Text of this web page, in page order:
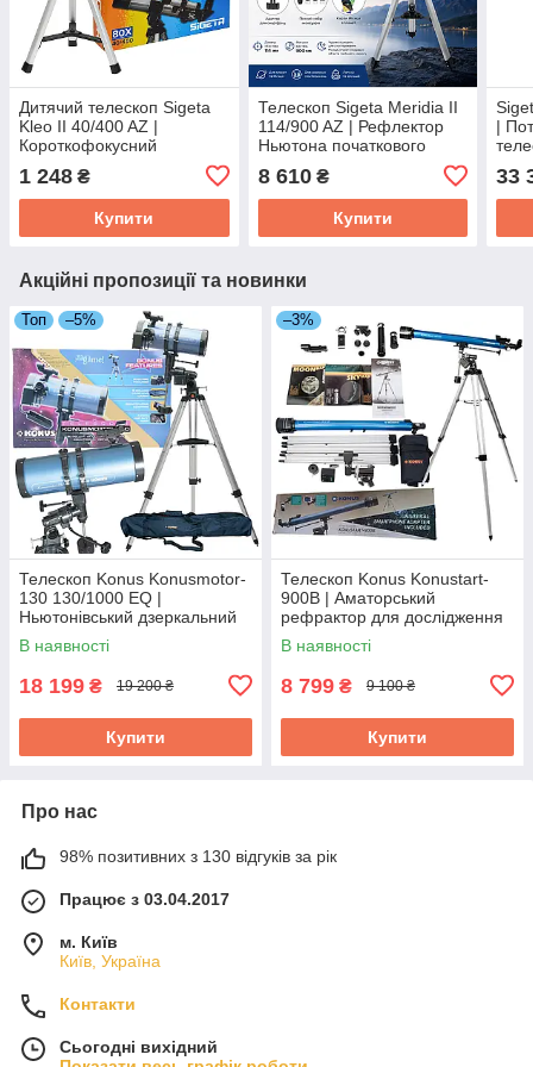
Дитячий телескоп Sigeta
Kleo II 40/400 AZ |
Короткофокусний
рівня для астрономічних
спостережень
1 248 ₴
Купити
Телескоп Sigeta Meridia II
114/900 AZ | Рефлектор
Ньютона початкового
рівня для астрономічних
та наземних
спостережень
8 610₴
Купити
|
33
Акційні пропозиції та новинки
Топ –5%
Телескоп Konus Konusmotor-
130 130/1000 EQ |
Ньютонівський дзеркальний
телескоп-рефлектор з
електронним коректором
В наявності
18 199 ₴ 19 200 ₴
Купити
–3%
Телескоп Konus Konustart-
900B | Аматорський
рефрактор для дослідження
планет і детального вивчення
рельєфу Місяця
В наявності
8 799 ₴ 9 100 ₴
Купити
Про нас
98% позитивних з 130 відгуків за рік
Працює з 03.04.2017
м. Київ
Київ, Україна
Контакти
Сьогодні вихідний